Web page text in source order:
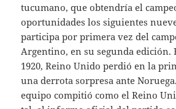
tucumano, que obtendría el
oportunidades los siguientes
participa por primera vez del
Argentino, en su segunda edición.
1920, Reino Unido perdió en la
una derrota sorpresa ante
equipo compitió como el Reino